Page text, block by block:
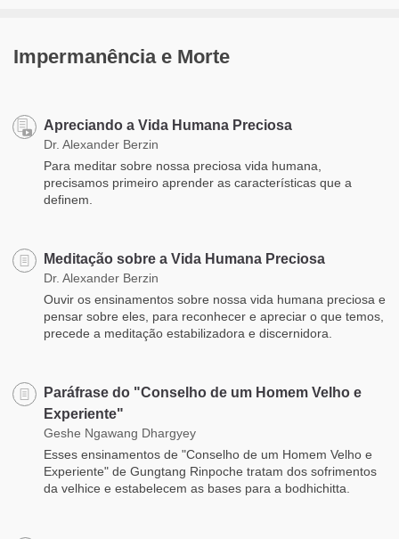
Impermanência e Morte
Apreciando a Vida Humana Preciosa
Dr. Alexander Berzin
Para meditar sobre nossa preciosa vida humana,
precisamos primeiro aprender as características que a
definem.
Meditação sobre a Vida Humana Preciosa
Dr. Alexander Berzin
Ouvir os ensinamentos sobre nossa vida humana preciosa e
pensar sobre eles, para reconhecer e apreciar o que temos,
precede a meditação estabilizadora e discernidora.
Paráfrase do "Conselho de um Homem Velho e
Experiente"
Geshe Ngawang Dhargyey
Esses ensinamentos de "Conselho de um Homem Velho e
Experiente" de Gungtang Rinpoche tratam dos sofrimentos
da velhice e estabelecem as bases para a bodhichitta.